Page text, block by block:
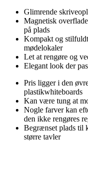
Glimrende
Magnetisk
på plads
Kompakt og
mødelokaler
Let at rengøre og
Elegant look der
Pris ligger i den
plastikwhiteboards
Kan være tung at
Nogle farver kan
den ikke rengøres
Begrænset plads til
større tavler